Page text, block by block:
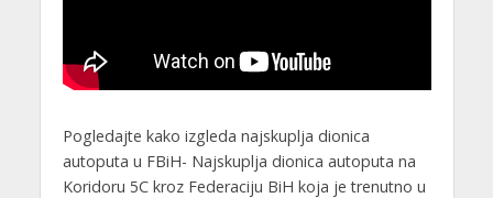
Pogledajte kako izgleda najskuplja dionica
autoputa u FBiH- Najskuplja dionica autoputa na
Koridoru 5C kroz Federaciju BiH koja je trenutno u